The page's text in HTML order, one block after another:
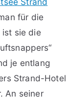
für die
ist sie die
je entlang
Strand-Hotel
An seiner